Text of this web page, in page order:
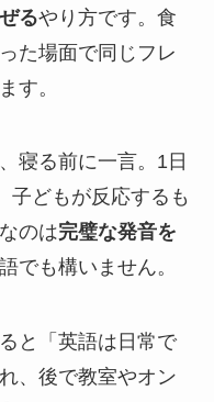
るやり方です。食
た場面で同じフレ
す。
寝る前に一言。1日
子どもが反応するも
のは完璧な発音を
でも構いません。
と「英語は日常で
、後で教室やオン